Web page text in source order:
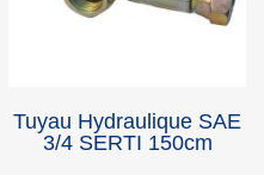
Tuyau Hydraulique SAE
3/4 SERTI 150cm